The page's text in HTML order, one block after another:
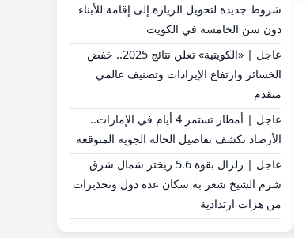
شروط جديدة لتحويل الزيارة إلى إقامة للأبناء
دون سن الخامسة في الكويت
عاجل | «الكويتية» تعلن نتائج 2025.. خفض
الخسائر وارتفاع الإيرادات وتصنيف عالمي
متقدم
عاجل | أمطار تستمر 4 أيام في الإمارات..
الأرصاد تكشف تفاصيل الحالة الجوية المتوقعة
عاجل | زلزال بقوة 5.6 ريختر شمال شرق
شرم الشيخ شعر به سكان عدة دول وتحذيرات
من هزات ارتدادية